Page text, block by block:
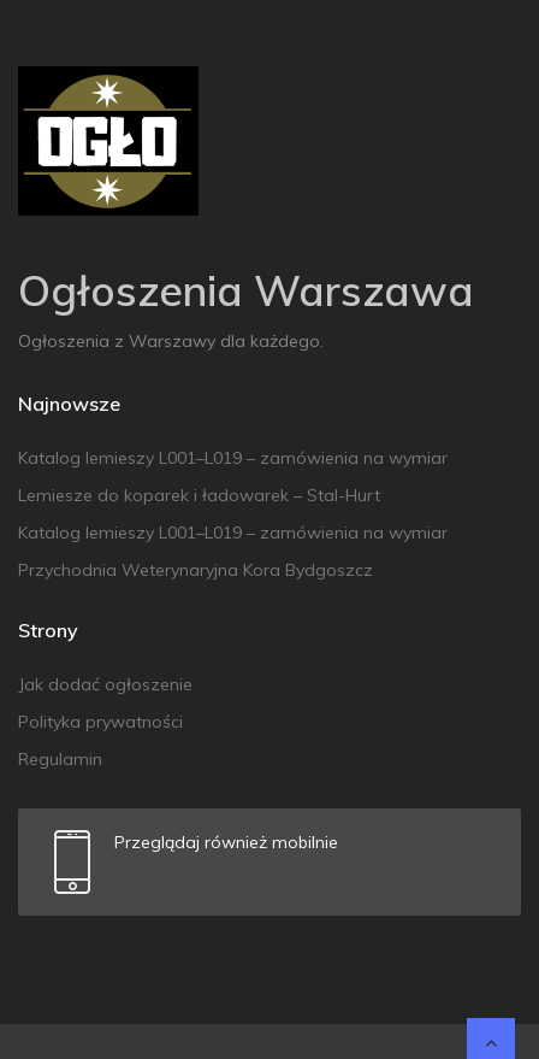
Ogłoszenia Warszawa
Ogłoszenia z Warszawy dla każdego.
Najnowsze
Katalog lemieszy L001–L019 – zamówienia na wymiar
Lemiesze do koparek i ładowarek – Stal-Hurt
Katalog lemieszy L001–L019 – zamówienia na wymiar
Przychodnia Weterynaryjna Kora Bydgoszcz
Strony
Jak dodać ogłoszenie
Polityka prywatności
Regulamin
Przeglądaj również mobilnie